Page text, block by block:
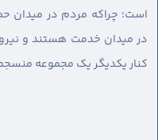
است؛ چراکه مردم در میدان
در میدان خدمت هستند و
کنار یکدیگر یک مجموعه